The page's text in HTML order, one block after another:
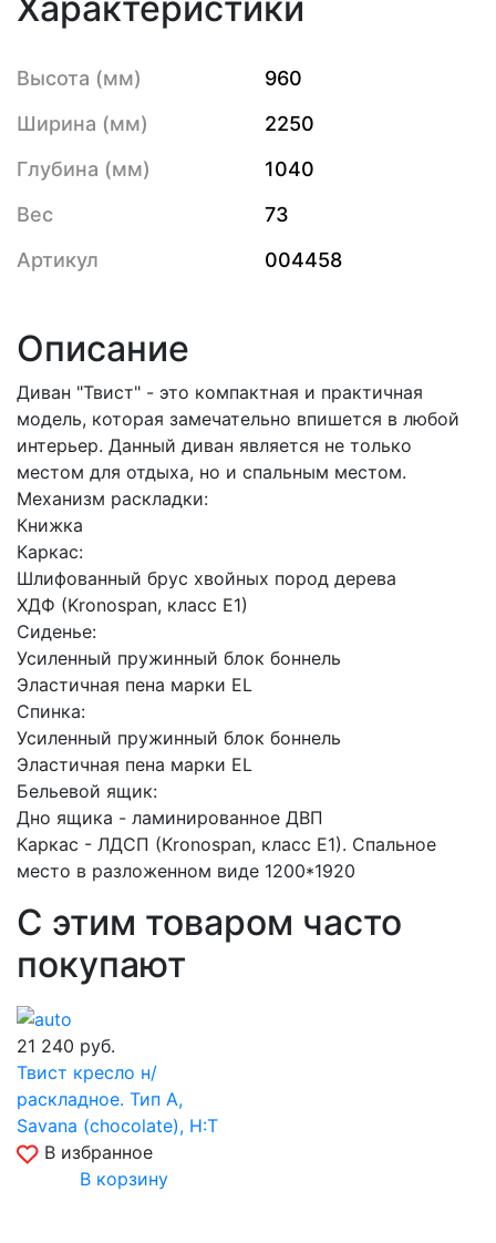
Характеристики
Высота (мм)
960
Ширина (мм)
2250
Глубина (мм)
1040
Вес
73
Артикул
004458
Описание
Диван "Твист" - это компактная и практичная
модель, которая замечательно впишется в любой
интерьер. Данный диван является не только
местом для отдыха, но и спальным местом.
Механизм раскладки:
Книжка
Каркас:
Шлифованный брус хвойных пород дерева
ХДФ (Kronospan, класс Е1)
Сиденье:
Усиленный пружинный блок боннель
Эластичная пена марки EL
Спинка:
Усиленный пружинный блок боннель
Эластичная пена марки EL
Бельевой ящик:
Дно ящика - ламинированное ДВП
Каркас - ЛДСП (Kronospan, класс Е1). Спальное
место в разложенном виде 1200*1920
С этим товаром часто
покупают
21 240 руб.
Твист кресло н/
раскладное. Тип A,
Savana (chocolate), Н:Т
В избранное
В корзину